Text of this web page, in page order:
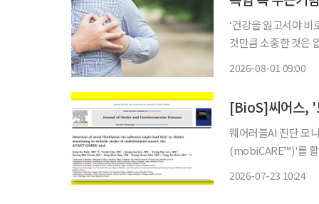
‘건강을 잃고서야
것만큼 소중한 것은
2026-08-01 09:00
[BioS]씨어스, '
웨어러블AI 진단 모
(mobiCARE™)'를 활
2026-07-23 10:24